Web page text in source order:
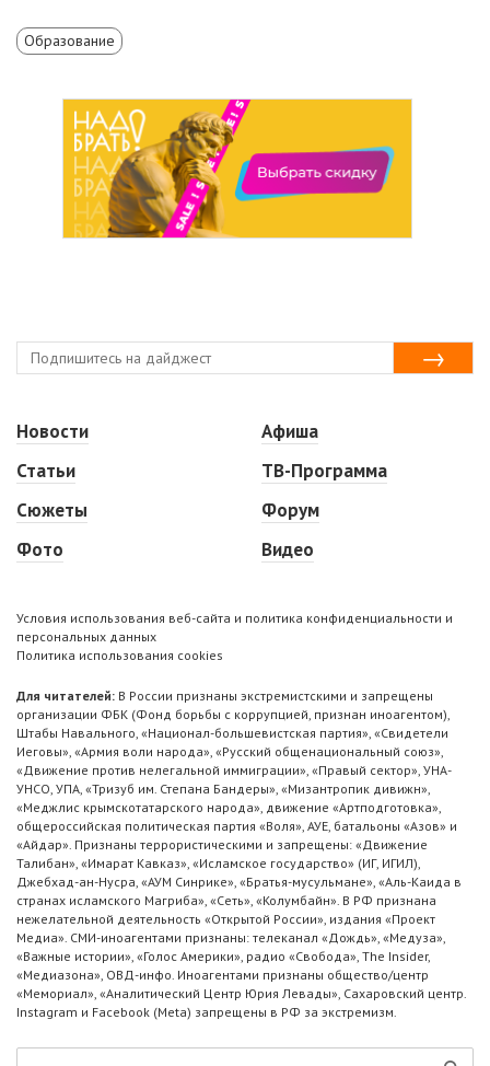
Образование
Новости
Статьи
Сюжеты
Фото
Афиша
ТВ-Программа
Форум
Видео
Условия использования веб-сайта и политика конфиденциальности и
персональных данных
Политика использования cookies
Для читателей: В России признаны экстремистскими и запрещены
организации ФБК (Фонд борьбы с коррупцией, признан иноагентом),
Штабы Навального, «Национал-большевистская партия», «Свидетели
Иеговы», «Армия воли народа», «Русский общенациональный союз»,
«Движение против нелегальной иммиграции», «Правый сектор», УНА-
УНСО, УПА, «Тризуб им. Степана Бандеры», «Мизантропик дивижн»,
«Меджлис крымскотатарского народа», движение «Артподготовка»,
общероссийская политическая партия «Воля», АУЕ, батальоны «Азов» и
«Айдар». Признаны террористическими и запрещены: «Движение
Талибан», «Имарат Кавказ», «Исламское государство» (ИГ, ИГИЛ),
Джебхад-ан-Нусра, «АУМ Синрике», «Братья-мусульмане», «Аль-Каида в
странах исламского Магриба», «Сеть», «Колумбайн». В РФ признана
нежелательной деятельность «Открытой России», издания «Проект
Медиа». СМИ-иноагентами признаны: телеканал «Дождь», «Медуза»,
«Важные истории», «Голос Америки», радио «Свобода», The Insider,
«Медиазона», ОВД-инфо. Иноагентами признаны общество/центр
«Мемориал», «Аналитический Центр Юрия Левады», Сахаровский центр.
Instagram и Facebook (Metа) запрещены в РФ за экстремизм.